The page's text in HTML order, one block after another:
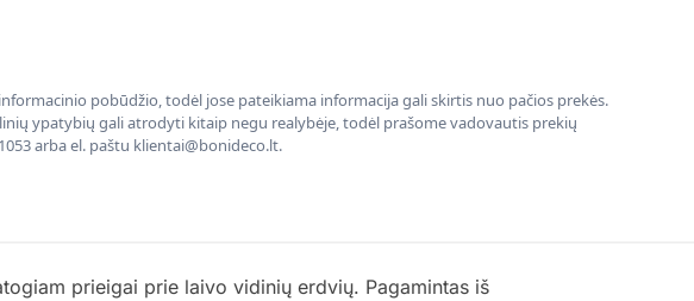
pobūdžio, todėl jose pateikiama informacija gali skirtis nuo pačios prekės.
ypatybių gali atrodyti kitaip negu realybėje, todėl prašome vadovautis prekių
arba el. paštu klientai@bonideco.lt.
prieigai prie laivo vidinių erdvių. Pagamintas iš